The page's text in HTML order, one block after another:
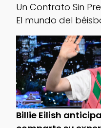
Un Contrato Sin
El mundo del
Billie Eilish